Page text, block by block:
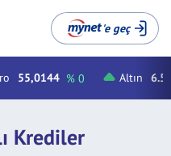
'e geç
55,0144 % 0 Altın
Krediler